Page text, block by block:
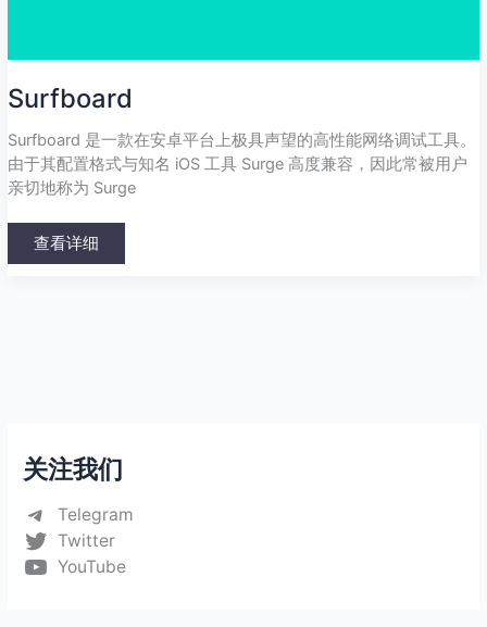
关注我们
Telegram
Twitter
YouTube
Surfboard
Surfboard 是一款在安卓平台上极具声望的高性能网络调试工具。
由于其配置格式与知名 iOS 工具 Surge 高度兼容，因此常被用户
亲切地称为 Surge
查看详细